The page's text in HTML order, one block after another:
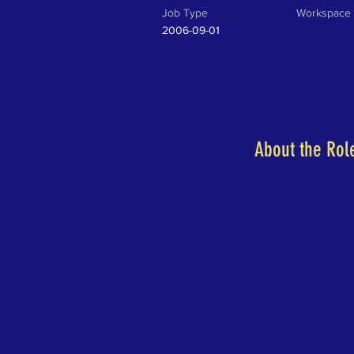
Job Type
2006-09-01
Workspace
About the